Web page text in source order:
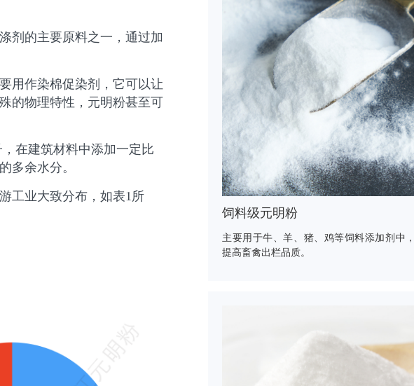
剂的主要原料之一，通过加
用作染棉促染剂，它可以让
的物理特性，元明粉甚至可
在建筑材料中添加一定比
多余水分。
工业大致分布，如表1所
饲料级元明粉
主要用于牛、羊、猪、鸡等饲料添加剂中
提高畜禽出栏品质。